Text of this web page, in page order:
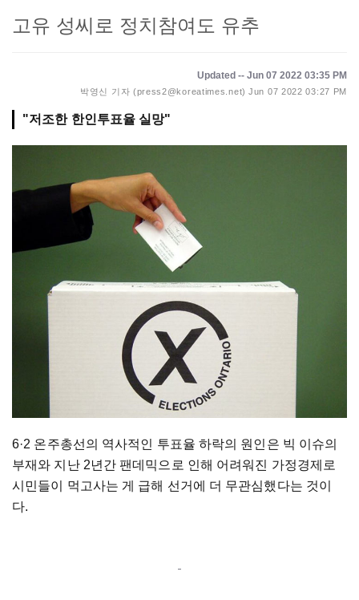
고유 성씨로 정치참여도 유추
Updated -- Jun 07 2022 03:35 PM
박영신 기자 (press2@koreatimes.net) Jun 07 2022 03:27 PM
"저조한 한인투표율 실망"
6·2 온주총선의 역사적인 투표율 하락의 원인은 빅 이슈의
부재와 지난 2년간 팬데믹으로 인해 어려워진 가정경제로
시민들이 먹고사는 게 급해 선거에 더 무관심했다는 것이
다.